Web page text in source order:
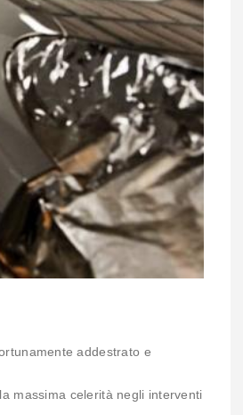
addestrato e
massima celerità negli interventi